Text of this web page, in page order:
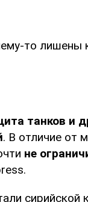
то лишены
танков и
. В отличие от
не
сирийской